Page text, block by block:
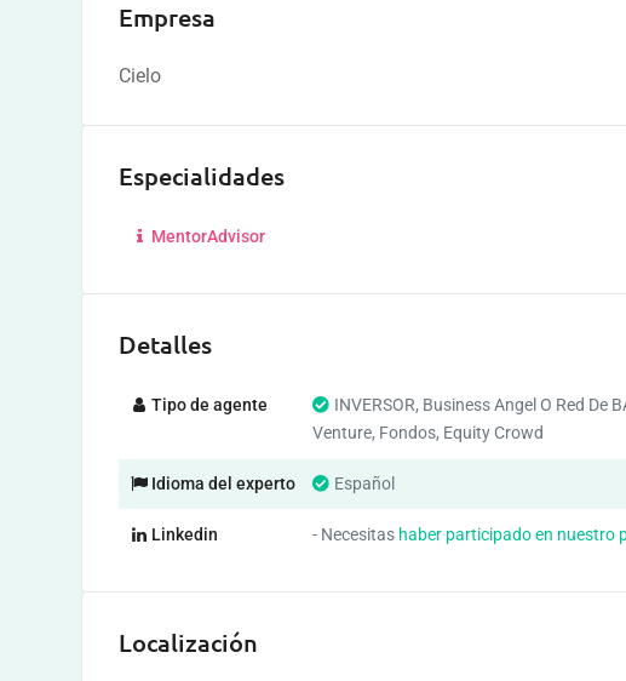
Empresa
Cielo
Especialidades
MentorAdvisor
Detalles
Tipo de agente
INVERSOR, Business Angel O Red De
Venture, Fondos, Equity Crowd
Idioma del experto Español
Linkedin - Necesitas haber participado en nuestro
Localización